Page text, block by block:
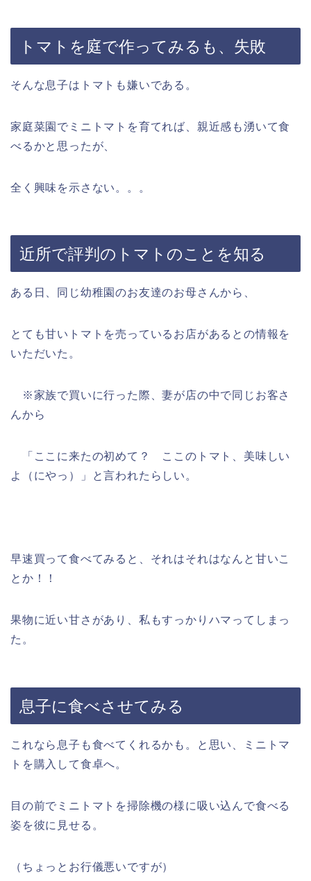
トマトを庭で作ってみるも、失敗
そんな息子はトマトも嫌いである。
家庭菜園でミニトマトを育てれば、親近感も湧いて食
べるかと思ったが、
全く興味を示さない。。。
近所で評判のトマトのことを知る
ある日、同じ幼稚園のお友達のお母さんから、
とても甘いトマトを売っているお店があるとの情報を
いただいた。
※家族で買いに行った際、妻が店の中で同じお客さ
んから
「ここに来たの初めて？ ここのトマト、美味しい
よ（にやっ）」と言われたらしい。
早速買って食べてみると、それはそれはなんと甘いこ
とか！！
果物に近い甘さがあり、私もすっかりハマってしまっ
た。
息子に食べさせてみる
これなら息子も食べてくれるかも。と思い、ミニトマ
トを購入して食卓へ。
目の前でミニトマトを掃除機の様に吸い込んで食べる
姿を彼に見せる。
（ちょっとお行儀悪いですが）